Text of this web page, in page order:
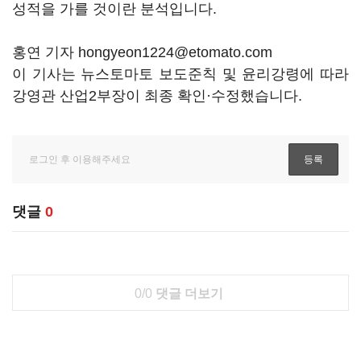
성적을 가를 것이란 분석입니다.
홍연 기자 hongyeon1224@etomato.com
이 기사는 뉴스토마토 보도준칙 및 윤리강령에 따라
강영관 산업2부장이 최종 확인·수정했습니다.
댓글 0
0/0 댓글 더보기